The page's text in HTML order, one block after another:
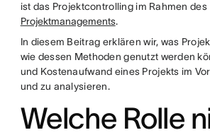
ist das Projektcontrolling im Rahmen des
Projektmanagements.
In diesem Beitrag erklären wir, was
wie dessen Methoden genutzt werden
und Kostenaufwand eines Projekts im
und zu analysieren.
Welche Rolle